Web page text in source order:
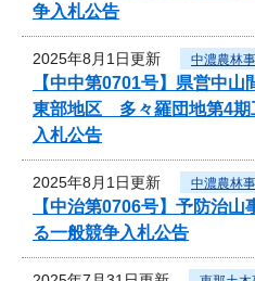
争入札公告
2025年8月1日更新 中濃農林
【中中第0701号】県営中
東部地区 多々羅団地第4
入札公告
2025年8月1日更新 中濃農林
【中治第0706号】予防治
る一般競争入札公告